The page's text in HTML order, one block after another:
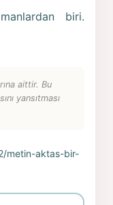
biri.
aittir. Bu
yansıtması
metin-aktas-bir-